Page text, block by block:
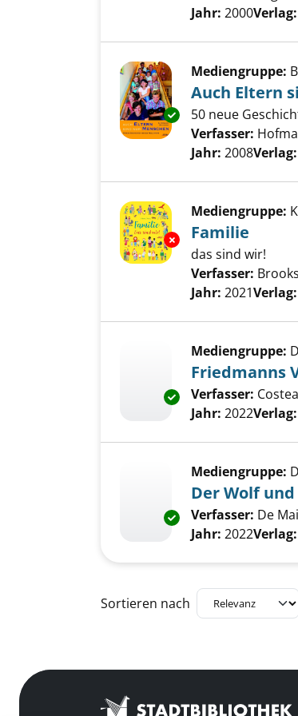
Jahr: 2000Verlag:
Exemplar-Details
Mediengruppe:
Auch Eltern
50 neue
Verfasser:
Jahr: 2008Verlag:
Exemplar-Details
Mediengruppe:
Familie
das sind wir!
Verfasser:
Jahr: 2021Verlag:
Exemplar-Details
Mediengruppe:
Friedmanns
Verfasser:
Jahr: 2022Verlag:
Exemplar-Details
Mediengruppe:
Der Wolf
Verfasser: De
Jahr: 2022Verlag:
Zu den Suchfiltern springen
Sortieren nach